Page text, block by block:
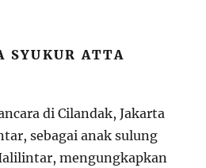
SYUKUR ATTA
di Cilandak, Jakarta
sebagai anak sulung
mengungkapkan